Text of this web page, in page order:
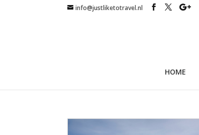
info@justliketotravel.nl
HOME